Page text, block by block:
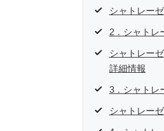
シャトレー
2．シャトレ
シャトレー
詳細情報
3．シャトレ
シャトレー